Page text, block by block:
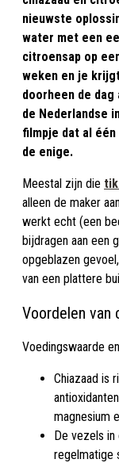
nieuwste
water met een
citroensap op
weken en je
doorheen de
de Nederlandse
filmpje dat al
de enige.
Meestal zijn die
alleen de maker
werkt echt (een
bijdragen aan een
opgeblazen
van een plattere
Voordelen van
Voedingswaarde
Chiazaad is
magnesium
De vezels in
regelmatige